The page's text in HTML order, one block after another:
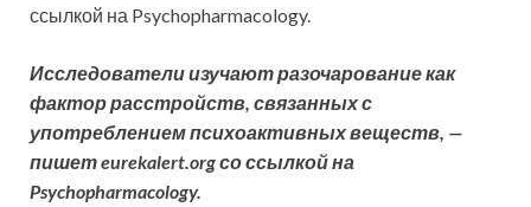
ссылкой на Psychopharmacology.
Исследователи изучают разочарование как
фактор расстройств, связанных с
употреблением психоактивных веществ, —
пишет eurekalert.org со ссылкой на
Psychopharmacology.